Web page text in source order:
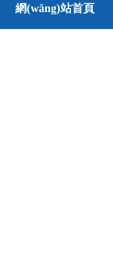
網(wǎng)站首頁